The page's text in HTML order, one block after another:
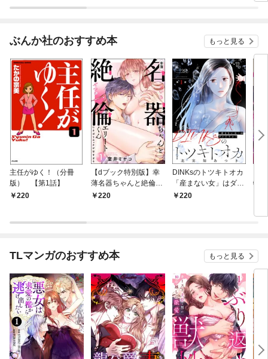
ぶんか社のおすすめ本 もっと見る
主任がゆく！（分冊
版） 【第1話】
220
【dブック特別版】幸
薄名器ちゃんと絶倫エ
リートくん むさぼりエ
220
DINKsのトツキトオカ
「産まない女」はダメ
ですか？（分冊版）
220
物
話】
TLマンガのおすすめ本 もっと見る